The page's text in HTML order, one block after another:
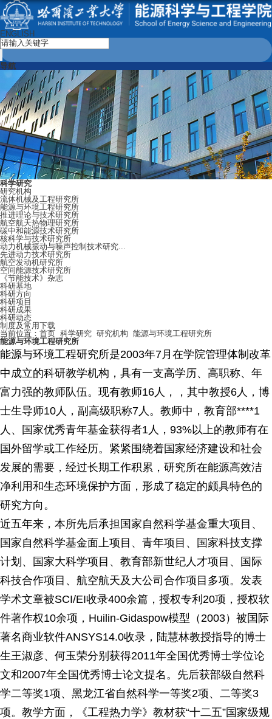
ENGLISH
导航
科学研究
研究机构
流体机械及工程研究所
能源与环境工程研究所
推进理论与技术研究所
航空航天热物理研究所
碳中和能源技术研究所
核科学与技术研究所
动力机械振动与噪声控制技术研究...
先进动力技术研究所
航空发动机研究所
空间能源技术研究所
《节能技术》杂志
科研基地
科研方向
科研项目
科研成果
科研动态
制度及常用下载
当前位置： 首页 科学研究 研究机构 能源与环境工程研究所
能源与环境工程研究所
能源与环境工程研究所是2003年7月在学院管理体制改革
中成立的科研教学机构，具有一支高学历、高职称、年
富力强的教师队伍。现有教师16人，，其中教授6人，博
士生导师10人，副高级职称7人。教师中，教育部****1
人、国家优秀青年基金获得者1人，93%以上的教师有在
国外留学或工作经历。紧紧围绕着国家经济建设和社会
发展的需要，经过长期工作积累，研究所在能源高效洁
净利用和生态环境保护方面，形成了稳定的颇具特色的
研究方向。
近五年来，本所先后承担国家自然科学基金重大项目、
国家自然科学基金面上项目、青年项目、国家科技支撑
计划、国家大科学项目、教育部新世纪人才项目、国际
科技合作项目、航空航天及大公司合作项目多项。发表
学术文章被SCI/EI收录400余篇，授权专利20项，授权软
件著作权10余项，Huilin-Gidaspow模型（2003）被国际
著名商业软件ANSYS14.0收录，陆慧林教授指导的博士
生王淑彦、何玉荣分别获得2011年全国优秀博士学位论
文和2007年全国优秀博士论文提名。先后获部级自然科
学二等奖1项、黑龙江省自然科学一等奖2项、二等奖3
项。教学方面，《工程热力学》教材获“十二五”国家级规